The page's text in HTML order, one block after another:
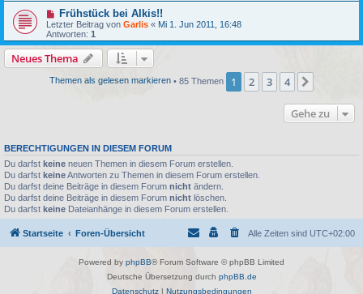
Frühstück bei Alkis!!
Letzter Beitrag von Garlis « Mi 1. Jun 2011, 16:48
Antworten: 1
Neues Thema
Themen als gelesen markieren • 85 Themen 1 2 3 4
Gehe zu
BERECHTIGUNGEN IN DIESEM FORUM
Du darfst keine neuen Themen in diesem Forum erstellen.
Du darfst keineAntworten zu Themen in diesem Forum erstellen.
Du darfst deine Beiträge in diesem Forum nicht ändern.
Du darfst deine Beiträge in diesem Forum nicht löschen.
Du darfst keine Dateianhänge in diesem Forum erstellen.
Startseite Foren-Übersicht Alle Zeiten sind UTC+02:00
Powered by phpBB® Forum Software © phpBB Limited
Deutsche Übersetzung durch phpBB.de
Datenschutz| Nutzungsbedingungen